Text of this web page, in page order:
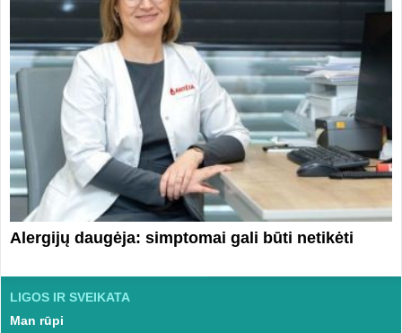
Alergijų daugėja: simptomai gali būti netikėti
LIGOS IR SVEIKATA
Man rūpi